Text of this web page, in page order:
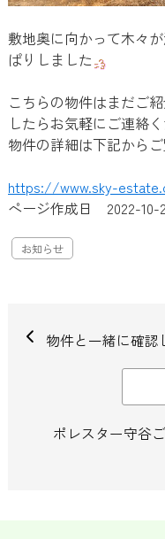
敷地奥に向かって木々
ぱりしました
こちらの物件はまだご
したらお気軽にご連絡
物件の詳細は下記から
https://www.sky-
ページ作成日 2022-10-
お知らせ
物件と一緒に確認
ポレスター守谷